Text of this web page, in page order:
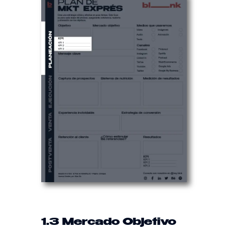
1.3 Mercado Objetivo